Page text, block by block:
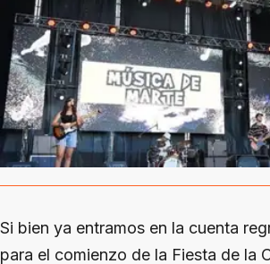
Si bien ya entramos en la cuenta
para el comienzo de la Fiesta de la